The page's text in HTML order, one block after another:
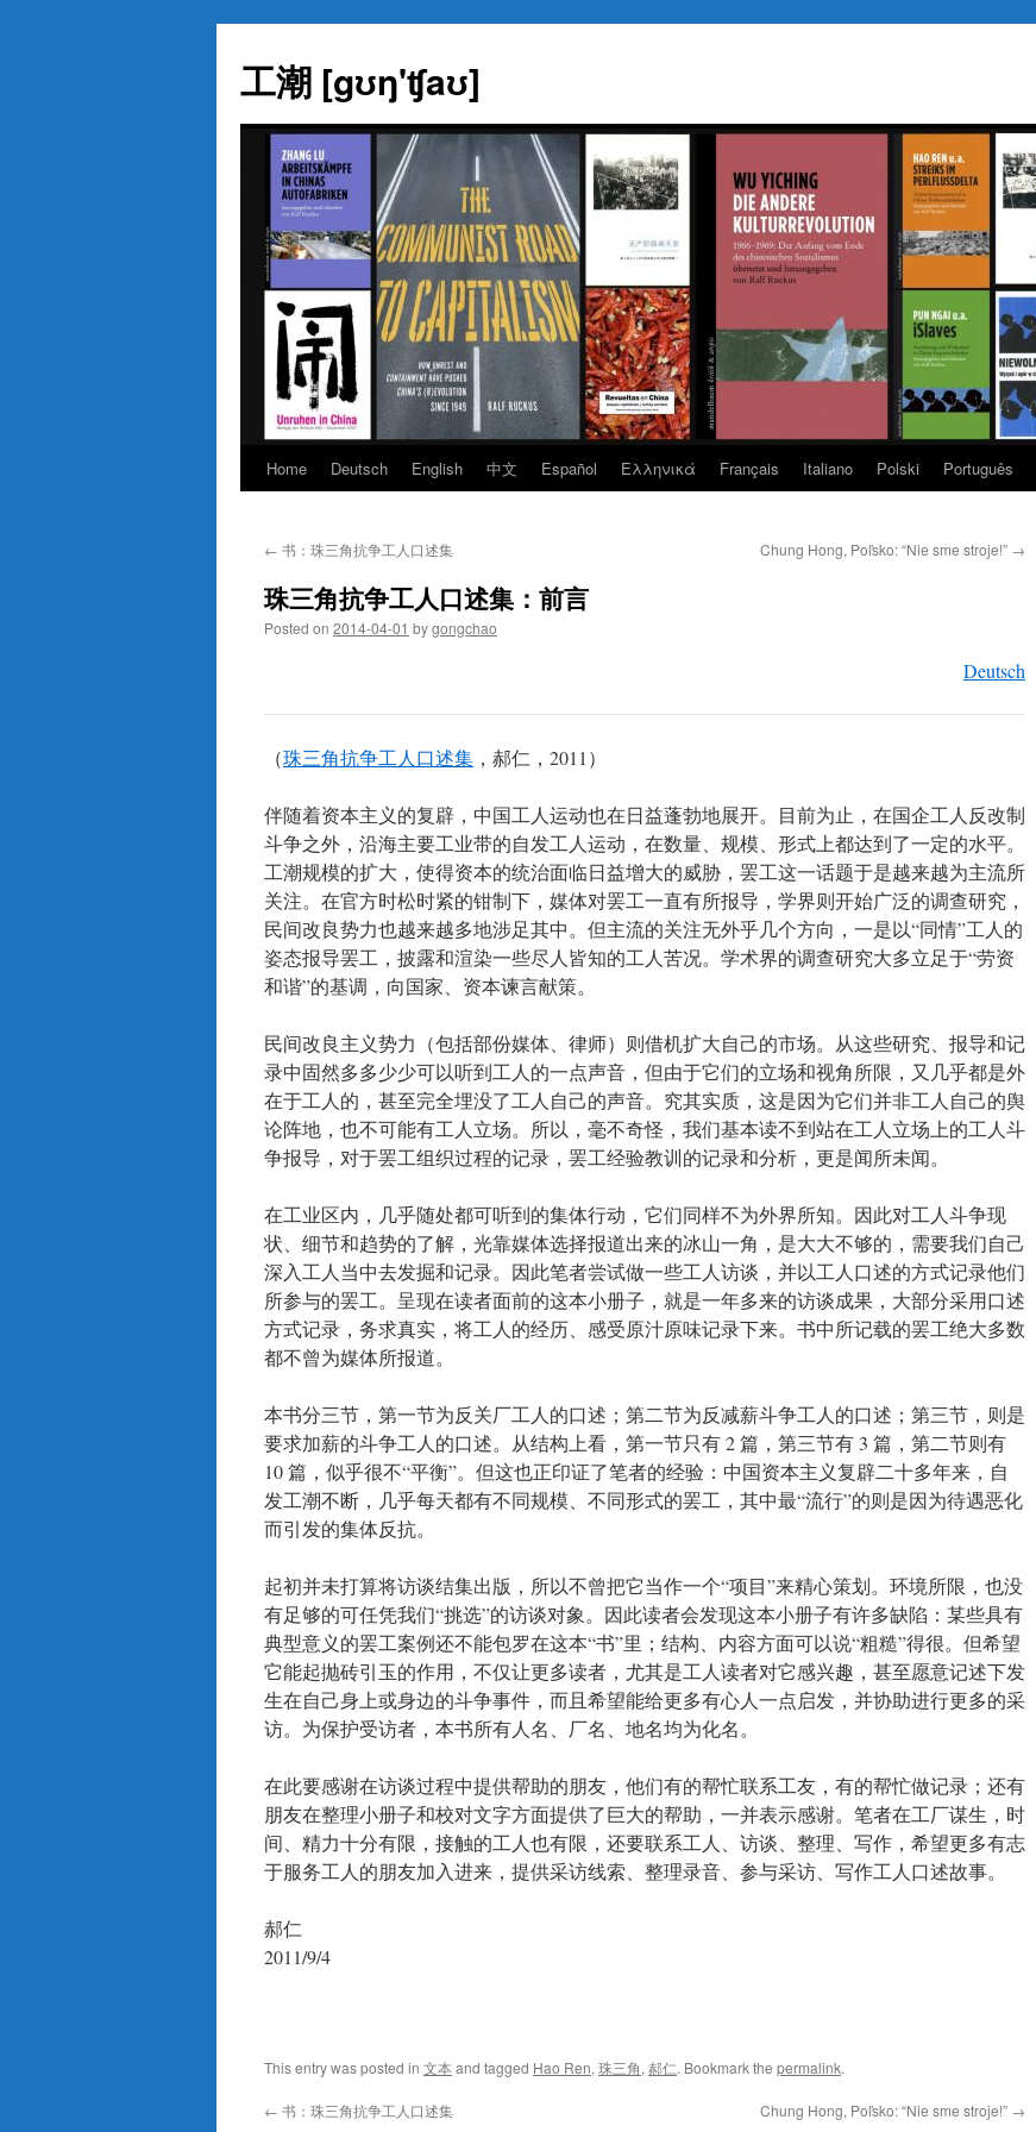
content
工潮 [gʊŋ'ʧaʊ]
Home Deutsch English 中文 Español Eλληνικά Français Italiano Polski Português
← 书：珠三角抗争工人口述集 Chung Hong, Poľsko: “Nie sme stroje!” →
珠三角抗争工人口述集：前言
Posted on 2014-04-01 bygongchao
Deutsch
（珠三角抗争工人口述集 ，郝仁，2011）
伴随着资本主义的复辟，中国工人运动也在日益蓬勃地展开。目前为止，在国企工人反改制
斗争之外，沿海主要工业带的自发工人运动，在数量、规模、形式上都达到了一定的水平。
工潮规模的扩大，使得资本的统治面临日益增大的威胁，罢工这一话题于是越来越为主流所
关注。在官方时松时紧的钳制下，媒体对罢工一直有所报导，学界则开始广泛的调查研究，
民间改良势力也越来越多地涉足其中。但主流的关注无外乎几个方向，一是以“同情”工人的
姿态报导罢工，披露和渲染一些尽人皆知的工人苦况。学术界的调查研究大多立足于“劳资
和谐”的基调，向国家、资本谏言献策。
民间改良主义势力（包括部份媒体、律师）则借机扩大自己的市场。从这些研究、报导和记
录中固然多多少少可以听到工人的一点声音，但由于它们的立场和视角所限，又几乎都是外
在于工人的，甚至完全埋没了工人自己的声音。究其实质，这是因为它们并非工人自己的舆
论阵地，也不可能有工人立场。所以，毫不奇怪，我们基本读不到站在工人立场上的工人斗
争报导，对于罢工组织过程的记录，罢工经验教训的记录和分析，更是闻所未闻。
在工业区内，几乎随处都可听到的集体行动，它们同样不为外界所知。因此对工人斗争现
状、细节和趋势的了解，光靠媒体选择报道出来的冰山一角，是大大不够的，需要我们自己
深入工人当中去发掘和记录。因此笔者尝试做一些工人访谈，并以工人口述的方式记录他们
所参与的罢工。呈现在读者面前的这本小册子，就是一年多来的访谈成果，大部分采用口述
方式记录，务求真实，将工人的经历、感受原汁原味记录下来。书中所记载的罢工绝大多数
都不曾为媒体所报道。
本书分三节，第一节为反关厂工人的口述；第二节为反减薪斗争工人的口述；第三节，则是
要求加薪的斗争工人的口述。从结构上看，第一节只有 2 篇，第三节有 3 篇，第二节则有
10 篇，似乎很不“平衡”。但这也正印证了笔者的经验：中国资本主义复辟二十多年来，自
发工潮不断，几乎每天都有不同规模、不同形式的罢工，其中最“流行”的则是因为待遇恶化
而引发的集体反抗。
起初并未打算将访谈结集出版，所以不曾把它当作一个“项目”来精心策划。环境所限，也没
有足够的可任凭我们“挑选”的访谈对象。因此读者会发现这本小册子有许多缺陷：某些具有
典型意义的罢工案例还不能包罗在这本“书”里；结构、内容方面可以说“粗糙”得很。但希望
它能起抛砖引玉的作用，不仅让更多读者，尤其是工人读者对它感兴趣，甚至愿意记述下发
生在自己身上或身边的斗争事件，而且希望能给更多有心人一点启发，并协助进行更多的采
访。为保护受访者，本书所有人名、厂名、地名均为化名。
在此要感谢在访谈过程中提供帮助的朋友，他们有的帮忙联系工友，有的帮忙做记录；还有
朋友在整理小册子和校对文字方面提供了巨大的帮助，一并表示感谢。笔者在工厂谋生，时
间、精力十分有限，接触的工人也有限，还要联系工人、访谈、整理、写作，希望更多有志
于服务工人的朋友加入进来，提供采访线索、整理录音、参与采访、写作工人口述故事。
郝仁
2011/9/4
This entry was posted in 文本and tagged Hao Ren, 珠三角, 郝仁. Bookmark the permalink.
← 书：珠三角抗争工人口述集 Chung Hong, Poľsko: “Nie sme stroje!” →